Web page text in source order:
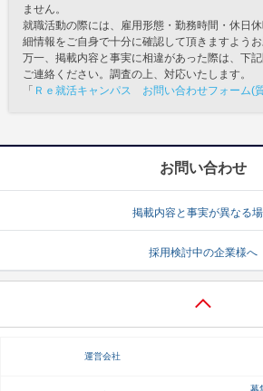
ません。
就職活動の際には、雇用形態・勤務時間・休日
細情報をご自身で十分に確認して頂きますようお
万一、掲載内容と事実に相違があった際は、下
ご連絡ください。調査の上、対応いたします。
「 Ｒｅ就活キャンパス お問い合わせフォーム(
お問い合わせ
掲載内容と事実が異なる
採用検討中の企業様へ
運営会社
募